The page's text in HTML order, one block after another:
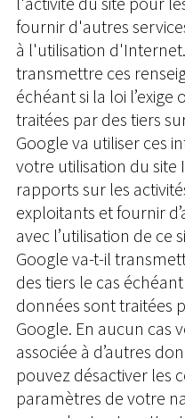
fournir d'autres
à l'utilisation
transmettre ces
échéant si la loi
traitées par des tiers
Google va utiliser ces
votre utilisation du site
rapports sur les
exploitants et fournir
avec l’utilisation de ce
Google va-t-il
des tiers le cas échéant
données sont traitées
Google. En aucun cas
associée à d’autres
pouvez désactiver les
paramètres de votre